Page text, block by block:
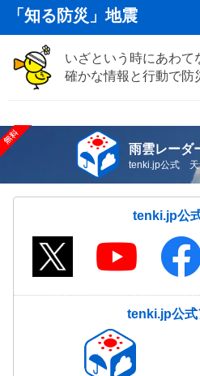
「知る防災」地震
いざという時にあわて
確かな情報と行動で防
雨雲レーダ
tenki.jp公式 天
tenki.jp公
tenki.jp公式